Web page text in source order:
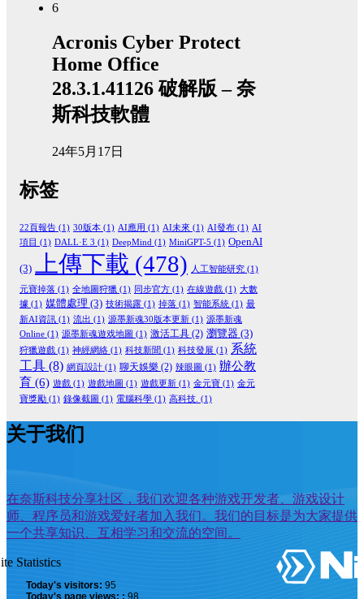
6
Acronis Cyber Protect
Home Office
28.3.1.41126 破解版 – 奈
斯科技軟體
24年5月17日
标签
22頁報告 (1) 30版本 (1) AI應用 (1) AI未來 (1) AI發布 (1) AI
項目 (1) DALL·E 3 (1) DeepMind (1) MiniGPT-5 (1) OpenAI
(3) 上傳下載 (478) 人工智能研究 (1)
元寶掉落 (1) 全地圖狩獵 (1) 同步官方 (1) 在線遊戲 (1) 大數
據 (1) 媒體處理 (3) 技術揭露 (1) 掉落 (1) 智能系統 (1) 最
新AI資訊 (1) 流出 (1) 源墨新魂30版本更新 (1) 源墨新魂
Online (1) 源墨新魂遊戏地圖 (1) 激活工具 (2) 瀏覽器 (3)
狩獵遊戲 (1) 神經網絡 (1) 科技新聞 (1) 科技發展 (1) 系統
工具 (8) 網頁設計 (1) 聊天娛樂 (2) 辣眼圖 (1) 辦公教
育 (6) 遊戲 (1) 遊戲地圖 (1) 遊戲更新 (1) 金元寶 (1) 金元
寶獎勵 (1) 錄像截圖 (1) 電腦科學 (1) 高科技. (1)
关于我们
在奈斯科技分享社区，我们欢迎各种游戏开发者、游戏设计
师、程序员和游戏爱好者加入我们。我们的目标是为大家提供
一个共享知识、互相学习和交流的空间。
Statistics
Today's visitors: 95
Today's page views: : 98